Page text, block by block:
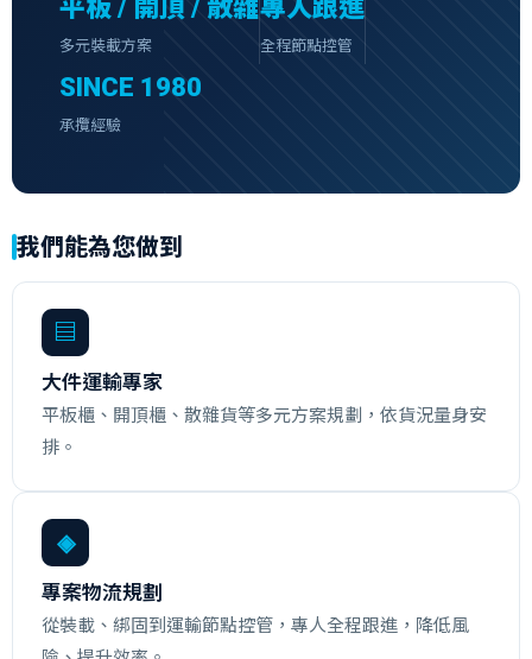
平板 / 開頂 / 散雜
多元裝載方案
專人跟進
全程節點控管
SINCE 1980
承攬經驗
我們能為您做到
▤
大件運輸專家
平板櫃、開頂櫃、散雜貨等多元方案規劃，依貨況量身安
排。
◈
專案物流規劃
從裝載、綁固到運輸節點控管，專人全程跟進，降低風